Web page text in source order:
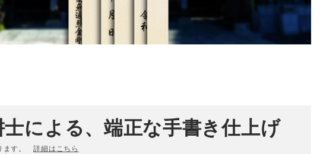
による、端正な手書き仕上げ
ます。詳細はこちら